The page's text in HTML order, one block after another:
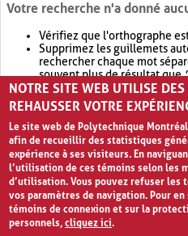
Votre recherche n'a donné
Vérifiez que l'orthographe
Supprimez les guillemets
rechercher chaque mot
souvent plus de résultat que
Envisagez d'élargir votre
retournera souvent plus de
NOTRE SITE WEB UTILISE
REHAUSSER VOTRE
Le site web de Polytechnique
afin de recueillir des statistiques
expérience à ses visiteurs. En
l’utilisation de ces témoins selon les
d’utilisation. Vous pouvez refuser les
vos paramètres de navigation. Pour
témoins de connexion et sur la
personnels,cliquez ici.